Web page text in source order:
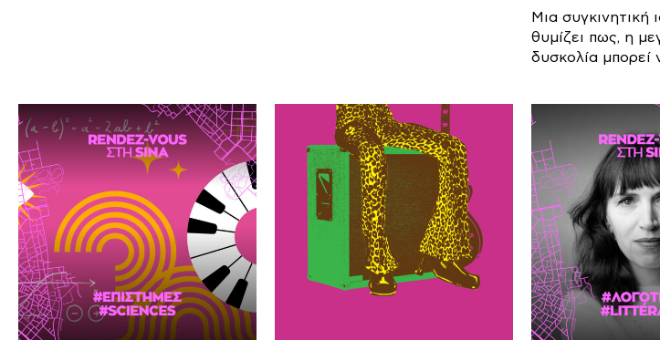
Μια συγκινητική
θυμίζει πως, η
δυσκολία μπορεί